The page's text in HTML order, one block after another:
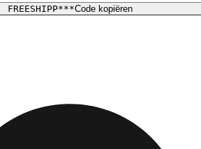
FREESHIPP***Code kopiëren